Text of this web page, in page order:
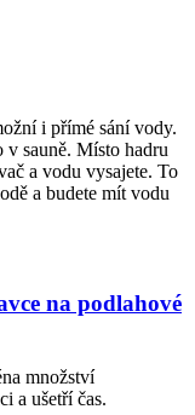
i přímé sání vody.
sauně. Místo hadru
a vodu vysajete. To
a budete mít vodu
na podlahové
množství
a ušetří čas.